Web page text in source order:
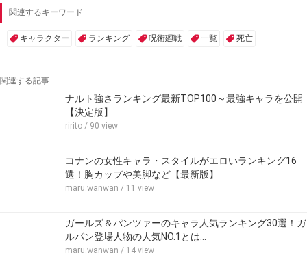
関連するキーワード
キャラクター ランキング 呪術廻戦 一覧 死亡
関連する記事
ナルト強さランキング最新TOP100～最強キャラを公開
【決定版】
ririto / 90 view
コナンの女性キャラ・スタイルがエロいランキング16
選！胸カップや美脚など【最新版】
maru.wanwan / 11 view
ガールズ＆パンツァーのキャラ人気ランキング30選！ガ
ルパン登場人物の人気NO.1とは…
maru.wanwan / 14 view